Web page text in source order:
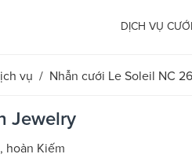
DỊCH VỤ CƯỚI
vụ / Nhẫn cưới Le Soleil NC
Jewelry
hoàn Kiếm